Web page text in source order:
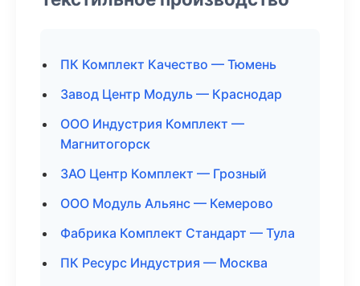
ПК Комплект Качество — Тюмень
Завод Центр Модуль — Краснодар
ООО Индустрия Комплект —
Магнитогорск
ЗАО Центр Комплект — Грозный
ООО Модуль Альянс — Кемерово
Фабрика Комплект Стандарт — Тула
ПК Ресурс Индустрия — Москва